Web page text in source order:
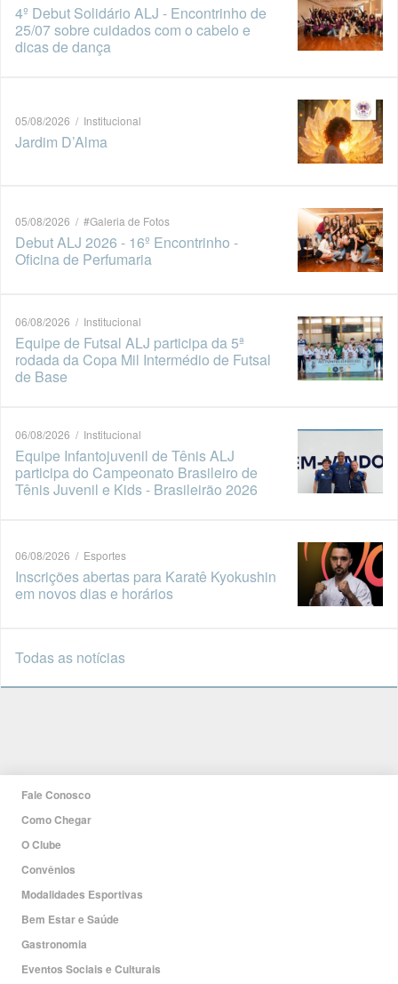
4º Debut Solidário ALJ - Encontrinho de
25/07 sobre cuidados com o cabelo e
dicas de dança
05/08/2026 / Institucional
Jardim D’Alma
05/08/2026 / #Galeria de Fotos
Debut ALJ 2026 - 16º Encontrinho -
Oficina de Perfumaria
06/08/2026 / Institucional
Equipe de Futsal ALJ participa da 5ª
rodada da Copa Mil Intermédio de Futsal
de Base
06/08/2026 / Institucional
Equipe Infantojuvenil de Tênis ALJ
participa do Campeonato Brasileiro de
Tênis Juvenil e Kids - Brasileirão 2026
06/08/2026 / Esportes
Inscrições abertas para Karatê Kyokushin
em novos dias e horários
Todas as notícias
Fale Conosco
Como Chegar
O Clube
Convênios
Modalidades Esportivas
Bem Estar e Saúde
Gastronomia
Eventos Sociais e Culturais